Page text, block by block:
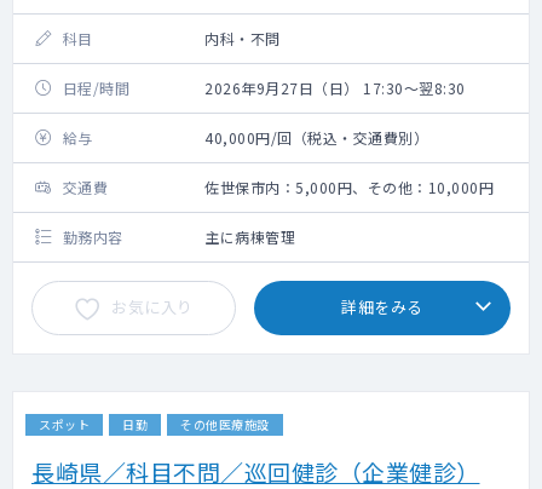
科目 内科・不問
日程/時間 2026年9月27日（日） 17:30～翌8:30
給与 40,000円/回（税込・交通費別）
交通費 佐世保市内：5,000円、その他：10,000円
勤務内容 主に病棟管理
お気に入り 詳細をみる
スポット 日勤 その他医療施設
長崎県／科目不問／巡回健診（企業健診）